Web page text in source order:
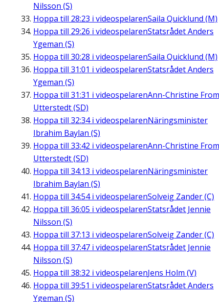
Nilsson (S)
Hoppa till 28:23 i videospelarenSaila Quicklund (M)
Hoppa till 29:26 i videospelarenStatsrådet Anders
Ygeman (S)
Hoppa till 30:28 i videospelarenSaila Quicklund (M)
Hoppa till 31:01 i videospelarenStatsrådet Anders
Ygeman (S)
Hoppa till 31:31 i videospelarenAnn-Christine From
Utterstedt (SD)
Hoppa till 32:34i videospelarenNäringsminister
Ibrahim Baylan (S)
Hoppa till 33:42 i videospelarenAnn-Christine From
Utterstedt (SD)
Hoppa till 34:13 i videospelarenNäringsminister
Ibrahim Baylan (S)
Hoppa till 34:54i videospelarenSolveig Zander (C)
Hoppa till 36:05 i videospelarenStatsrådet Jennie
Nilsson (S)
Hoppa till 37:13 i videospelarenSolveig Zander (C)
Hoppa till 37:47 i videospelarenStatsrådet Jennie
Nilsson (S)
Hoppa till 38:32 i videospelarenJens Holm (V)
Hoppa till 39:51 i videospelarenStatsrådet Anders
Ygeman (S)